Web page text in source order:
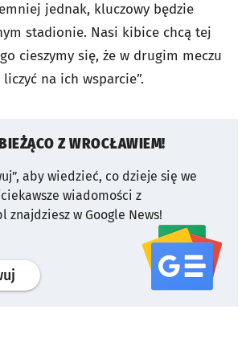
jednak, kluczowy będzie
stadionie. Nasi kibice chcą tej
cieszymy się, że w drugim meczu
na ich wsparcie”.
Z WROCŁAWIEM!
aby wiedzieć, co dzieje się we
wiadomości z
znajdziesz w Google News!
profil serwisu